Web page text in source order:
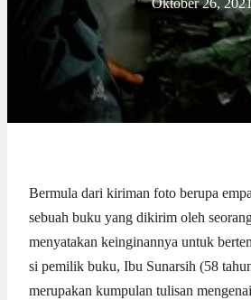
Bermula dari kiriman foto berupa
sebuah buku yang dikirim oleh
menyatakan keinginannya untuk
si pemilik buku, Ibu Sunarsih (58
merupakan kumpulan tulisan